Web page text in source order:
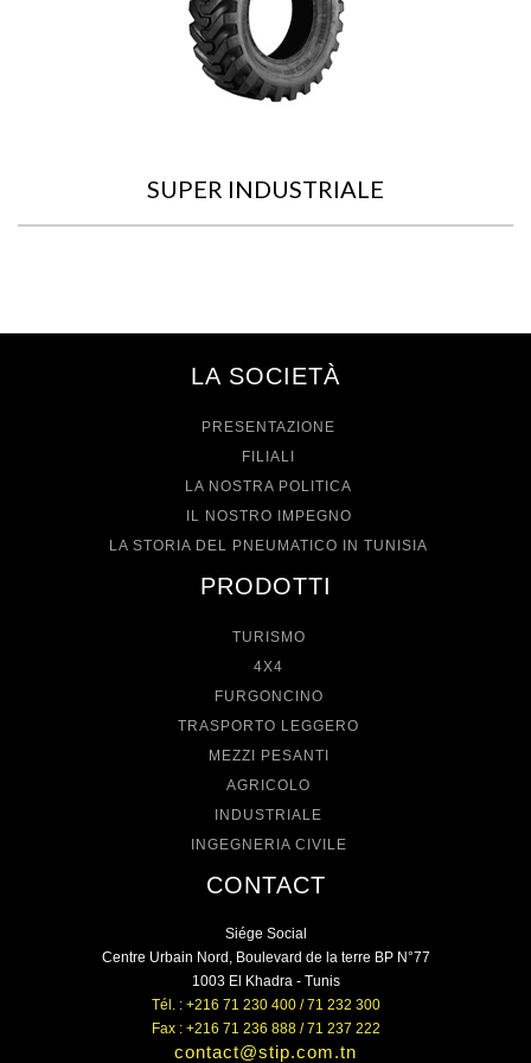
SUPER INDUSTRIALE
LA SOCIETÀ
PRESENTAZIONE
FILIALI
LA NOSTRA POLITICA
IL NOSTRO IMPEGNO
LA STORIA DEL PNEUMATICO IN TUNISIA
PRODOTTI
TURISMO
4X4
FURGONCINO
TRASPORTO LEGGERO
MEZZI PESANTI
AGRICOLO
INDUSTRIALE
INGEGNERIA CIVILE
CONTACT
Siége Social
Centre Urbain Nord, Boulevard de la terre BP N°77
1003 El Khadra - Tunis
Tél. : +216 71 230 400 / 71 232 300
Fax : +216 71 236 888 / 71 237 222
contact@stip.com.tn